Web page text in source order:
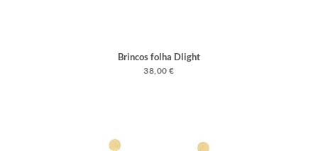
Brincos folha Dlight
38,00 €